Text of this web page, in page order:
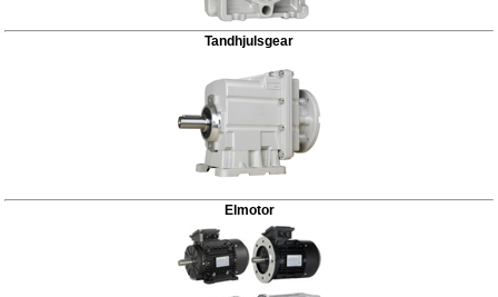
Tandhjulsgear
Elmotor